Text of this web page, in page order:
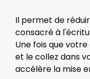
Il permet de
consacré à
Une fois que
et le collez dans
accélère la mise